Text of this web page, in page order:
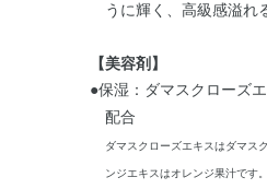
うに輝く、高級感溢れ
【美容剤】
●保湿：ダマスクローズ
配合
ダマスクローズエキスはダマス
ンジエキスはオレンジ果汁です。